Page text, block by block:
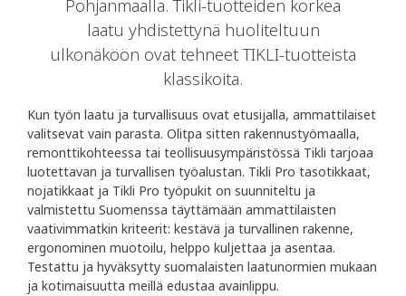
Pohjanmaalla. Tikli-tuotteiden korkea
laatu yhdistettynä huoliteltuun
ulkonäköön ovat tehneet TIKLI-tuotteista
klassikoita.
Kun työn laatu ja turvallisuus ovat etusijalla, ammattilaiset
valitsevat vain parasta. Olitpa sitten rakennustyömaalla,
remonttikohteessa tai teollisuusympäristössä Tikli tarjoaa
luotettavan ja turvallisen työalustan. Tikli Pro tasotikkaat,
nojatikkaat ja Tikli Pro työpukit on suunniteltu ja
valmistettu Suomenssa täyttämään ammattilaisten
vaativimmatkin kriteerit: kestävä ja turvallinen rakenne,
ergonominen muotoilu, helppo kuljettaa ja asentaa.
Testattu ja hyväksytty suomalaisten laatunormien mukaan
ja kotimaisuutta meillä edustaa avainlippu.